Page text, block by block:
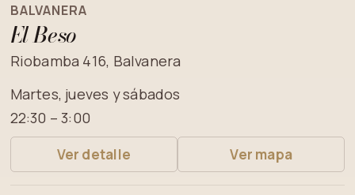
BALVANERA
El Beso
Riobamba 416, Balvanera
Martes, jueves y sábados
22:30 – 3:00
Ver detalle Ver mapa